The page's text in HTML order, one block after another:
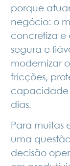
porque
negócio: o
concretiza e
segura e
modernizar
fricções,
capacidade
dias.
Para muitas
uma
decisão